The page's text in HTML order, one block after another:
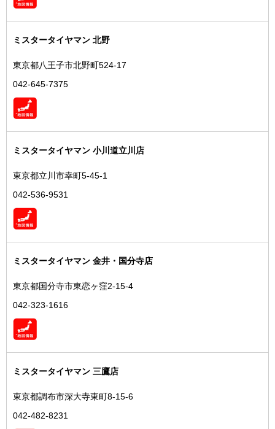
ミスタータイヤマン 北野
東京都八王子市北野町524-17
042-645-7375
ミスタータイヤマン 小川道立川店
東京都立川市幸町5-45-1
042-536-9531
ミスタータイヤマン 金井・国分寺店
東京都国分寺市東恋ヶ窪2-15-4
042-323-1616
ミスタータイヤマン 三鷹店
東京都調布市深大寺東町8-15-6
042-482-8231